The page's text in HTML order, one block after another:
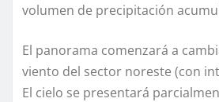
volumen de precipitación
El panorama comenzará a
viento del sector noreste (con
El cielo se presentará